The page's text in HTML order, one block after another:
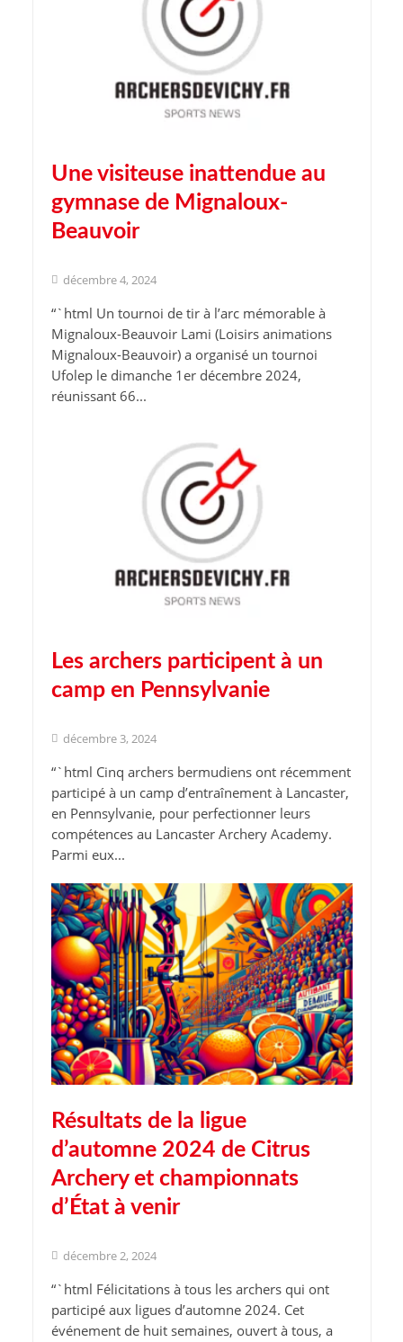
Une visiteuse inattendue au
gymnase de Mignaloux-
Beauvoir
décembre 4, 2024
“`html Un tournoi de tir à l’arc mémorable à
Mignaloux-Beauvoir Lami (Loisirs animations
Mignaloux-Beauvoir) a organisé un tournoi
Ufolep le dimanche 1er décembre 2024,
réunissant 66...
Les archers participent à un
camp en Pennsylvanie
décembre 3, 2024
“`html Cinq archers bermudiens ont récemment
participé à un camp d’entraînement à Lancaster,
en Pennsylvanie, pour perfectionner leurs
compétences au Lancaster Archery Academy.
Parmi eux...
Résultats de la ligue
d’automne 2024 de Citrus
Archery et championnats
d’État à venir
décembre 2, 2024
“`html Félicitations à tous les archers qui ont
participé aux ligues d’automne 2024. Cet
événement de huit semaines, ouvert à tous, a